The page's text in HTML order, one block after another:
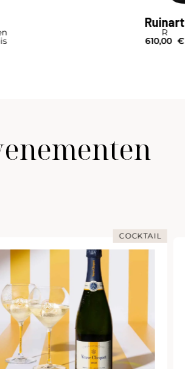
Ruinart
R
610,00 €
COCKTAIL